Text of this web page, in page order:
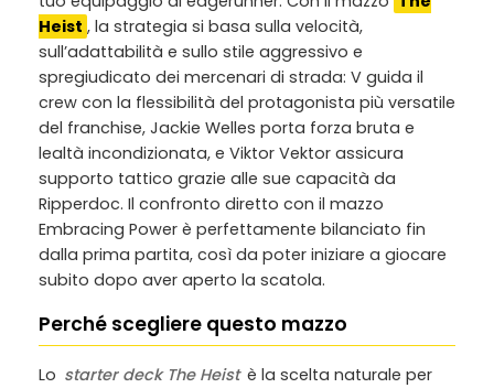
Heist , la strategia si basa sulla velocità,
sull’adattabilità e sullo stile aggressivo e
spregiudicato dei mercenari di strada: V guida il
crew con la flessibilità del protagonista più versatile
del franchise, Jackie Welles porta forza bruta e
lealtà incondizionata, e Viktor Vektor assicura
supporto tattico grazie alle sue capacità da
Ripperdoc. Il confronto diretto con il mazzo
Embracing Power è perfettamente bilanciato fin
dalla prima partita, così da poter iniziare a giocare
subito dopo aver aperto la scatola.
Perché scegliere questo mazzo
Lo starter deck The Heist è la scelta naturale per